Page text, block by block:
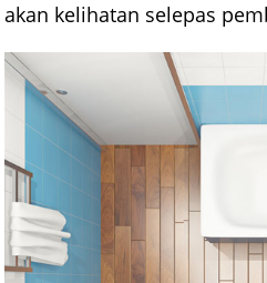
akan kelihatan selepas